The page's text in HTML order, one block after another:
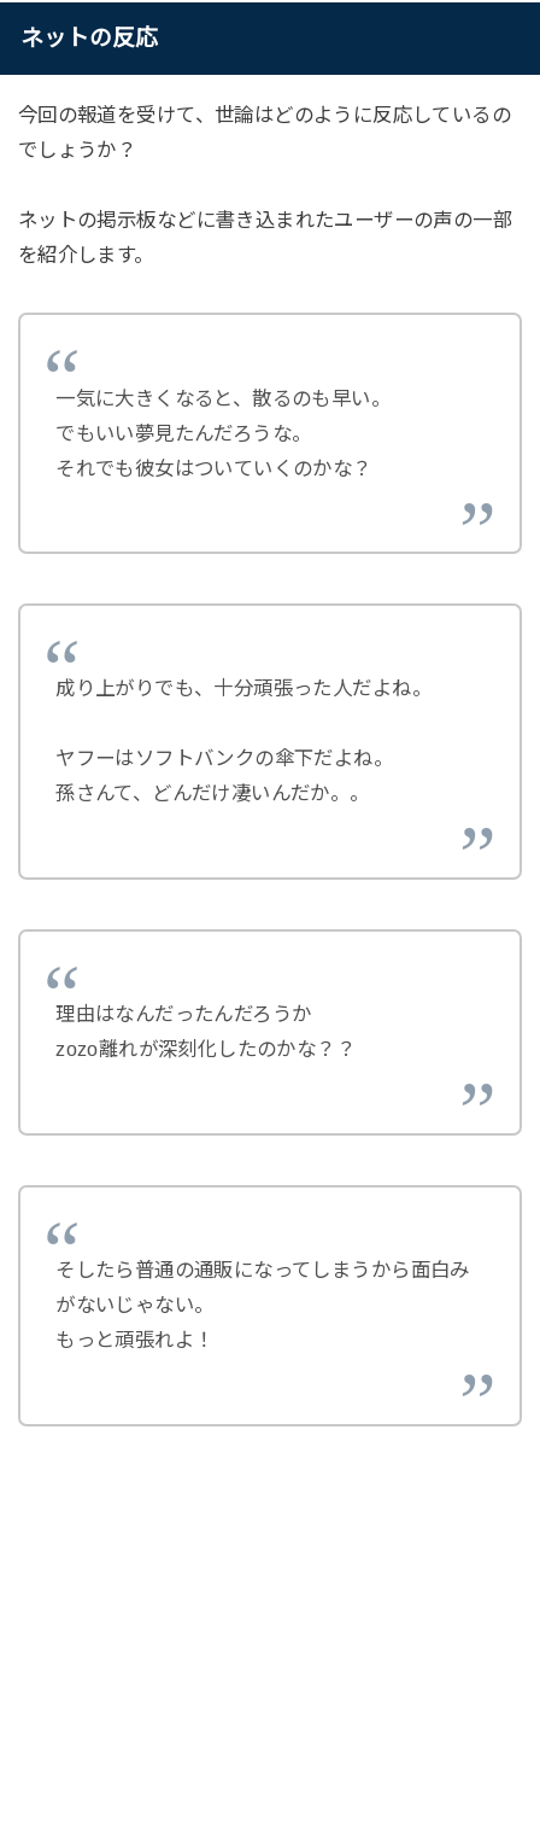
ネットの反応
今回の報道を受けて、世論はどのように反応しているの
でしょうか？
ネットの掲示板などに書き込まれたユーザーの声の一部
を紹介します。
一気に大きくなると、散るのも早い。
でもいい夢見たんだろうな。
それでも彼女はついていくのかな？
成り上がりでも、十分頑張った人だよね。
ヤフーはソフトバンクの傘下だよね。
孫さんて、どんだけ凄いんだか。。
理由はなんだったんだろうか
zozo離れが深刻化したのかな？？
そしたら普通の通販になってしまうから面白み
がないじゃない。
もっと頑張れよ！